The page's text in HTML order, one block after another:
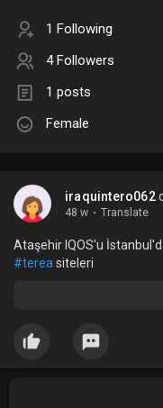
1 Following
4 Followers
1 posts
Female
iraquintero062
48 w · Translate
Ataşehir IQOS'u
#tereasiteleri